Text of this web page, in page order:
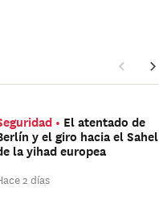
El atentado de
y el giro hacia el Sahel
la yihad europea
2 días